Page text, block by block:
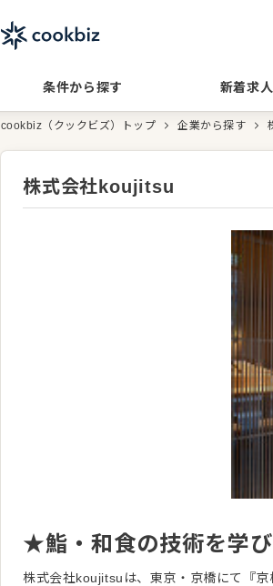
条件から探す 新着求人
cookbiz（クックビズ）トップ 企業から探す
株式会社koujitsu
★鮨・和食の技術を学
株式会社koujitsuは、東京・京橋にて『京